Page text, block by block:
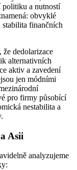
politiku a nutností
obvyklé
finančních
dedolarizace
alternativních
aktiv a zavedení
jen módními
pro firmy působící
nestabilita a
Asii
analyzujeme